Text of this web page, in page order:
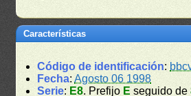
Características
Código de identificación:
Fecha:Agosto 06 1998
Serie: E8. Prefijo E seguido de